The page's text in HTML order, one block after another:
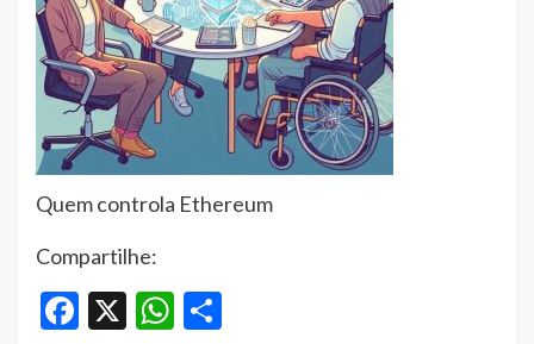
Quem controla Ethereum
Compartilhe:
Facebook
X WhatsApp